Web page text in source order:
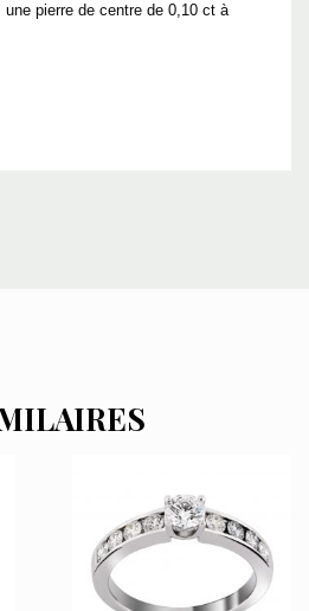
pierre de centre de 0,10 ct à